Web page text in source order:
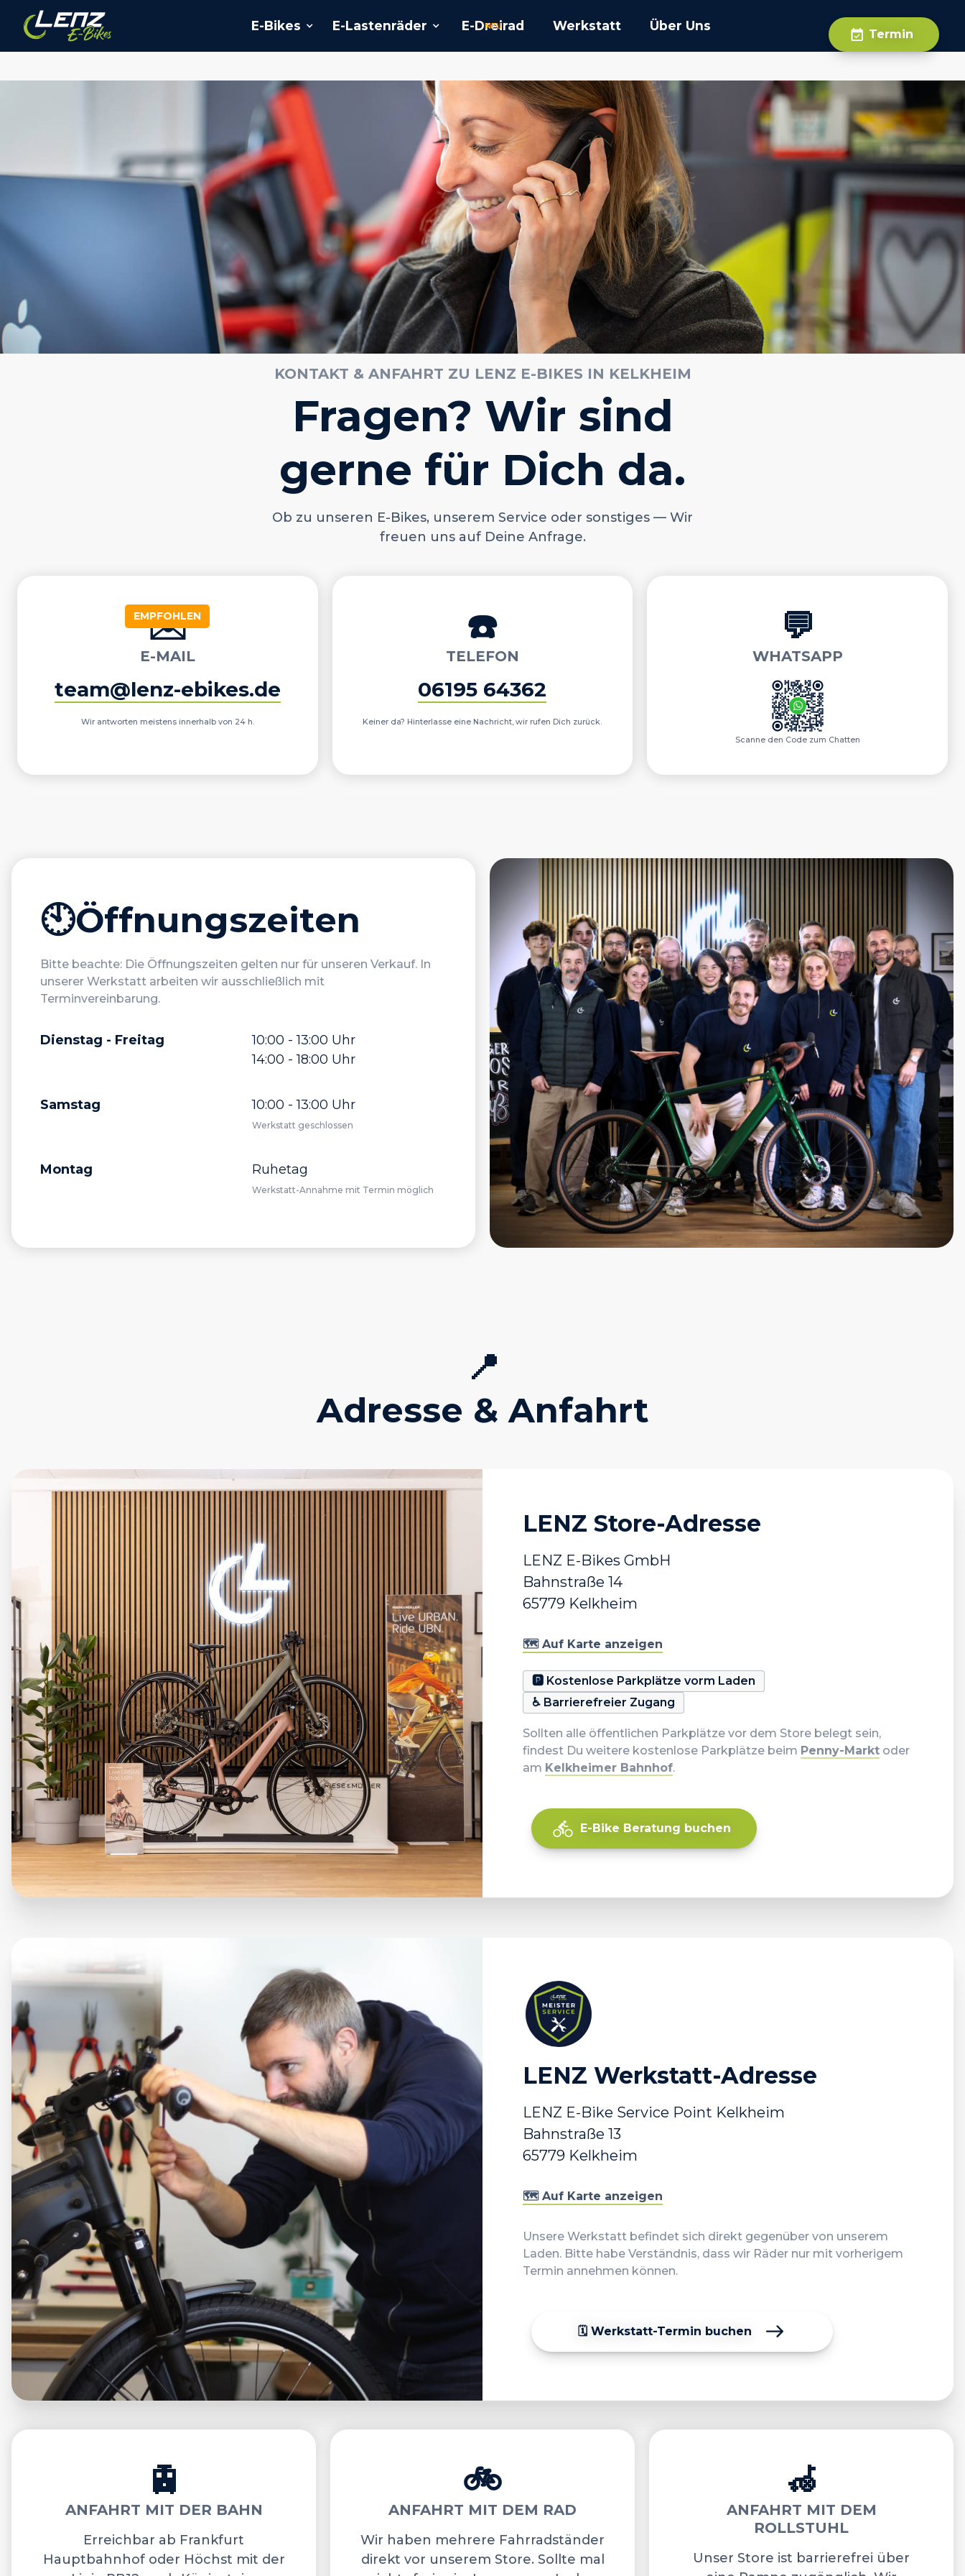
E-Bikes E-Lastenräder E-Dreirad
NEU Werkstatt Über Uns
Termin
KONTAKT & ANFAHRT ZU LENZ E-BIKES IN KELKHEIM
Fragen? Wir sind
gerne für Dich da.
Ob zu unseren E-Bikes, unserem Service oder sonstiges — Wir
freuen uns auf Deine Anfrage.
EMPFOHLEN
✉️
E-MAIL
team@lenz-ebikes.de
Wir antworten meistens innerhalb von 24 h.
☎️
TELEFON
06195 64362
Keiner da? Hinterlasse eine Nachricht, wir rufen Dich zurück.
💬
WHATSAPP
Scanne den Code zum Chatten
🕙Öffnungszeiten
Bitte beachte: Die Öffnungszeiten gelten nur für unseren Verkauf. In
unserer Werkstatt arbeiten wir ausschließlich mit
Terminvereinbarung.
Montag Ruhetag
Werkstatt-Annahme mit Termin möglich
Dienstag - Freitag
10:00 - 13:00 Uhr
14:00 - 18:00 Uhr
Samstag 10:00 - 13:00 Uhr
Werkstatt geschlossen
📍
Adresse & Anfahrt
LENZ Store-Adresse
LENZ E-Bikes GmbH
Bahnstraße 14
65779 Kelkheim
🗺️ Auf Karte anzeigen
🅿️ Kostenlose Parkplätze vorm Laden
♿️ Barrierefreier Zugang
Sollten alle öffentlichen Parkplätze vor dem Store belegt sein,
findest Du weitere kostenlose Parkplätze beim Penny-Markt oder
am Kelkheimer Bahnhof.
E-Bike Beratung buchen
LENZ Werkstatt-Adresse
LENZ E-Bike Service Point Kelkheim
Bahnstraße 13
65779 Kelkheim
🗺️ Auf Karte anzeigen
Unsere Werkstatt befindet sich direkt gegenüber von unserem
Laden. Bitte habe Verständnis, dass wir Räder nur mit vorherigem
Termin annehmen können.
🗓️ Werkstatt-Termin buchen
🚊
ANFAHRT MIT DER BAHN
Erreichbar ab Frankfurt
Hauptbahnhof oder Höchst mit der
🚲
ANFAHRT MIT DEM RAD
Wir haben mehrere Fahrradständer
direkt vor unserem Store. Sollte mal
🦽
ANFAHRT MIT DEM
ROLLSTUHL
Unser Store ist barrierefrei über